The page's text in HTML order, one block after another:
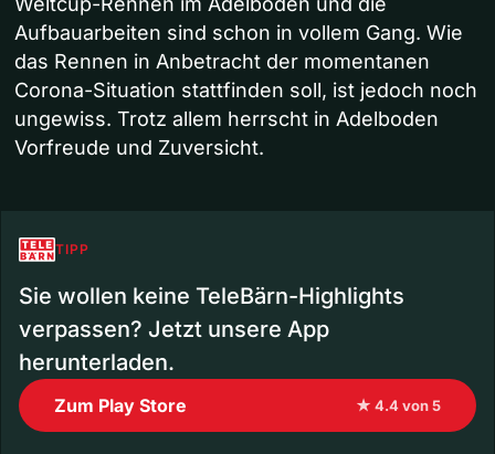
Aufbauarbeiten sind schon in vollem Gang. Wie
das Rennen in Anbetracht der momentanen
Corona-Situation stattfinden soll, ist jedoch noch
ungewiss. Trotz allem herrscht in Adelboden
Vorfreude und Zuversicht.
TIPP
Sie wollen keine TeleBärn-Highlights
verpassen? Jetzt unsere App
herunterladen.
Zum Play Store ★ 4.4 von 5